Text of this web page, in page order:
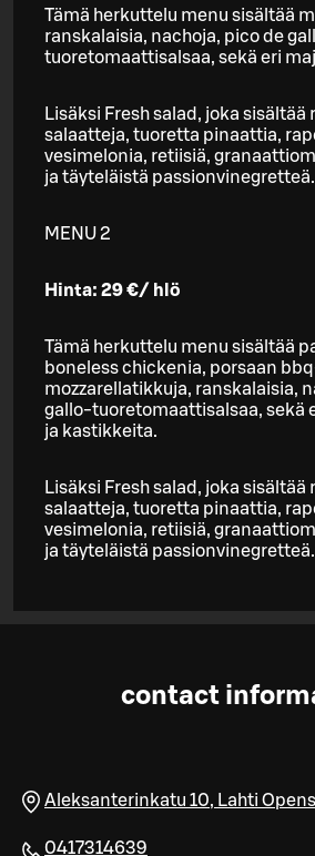
Tämä herkuttelu menu sisältää
ranskalaisia, nachoja, pico de
tuoretomaattisalsaa, sekä eri
Lisäksi Fresh salad, joka sisältää
salaatteja, tuoretta pinaattia,
vesimelonia, retiisiä,
ja täyteläistä passionvinegretteä.
MENU 2
Hinta: 29 €/ hlö
Tämä herkuttelu menu sisältää
boneless chickenia, porsaan
mozzarellatikkuja, ranskalaisia,
gallo-tuoretomaattisalsaa, sekä
ja kastikkeita.
Lisäksi Fresh salad, joka sisältää
salaatteja, tuoretta pinaattia,
vesimelonia, retiisiä,
ja täyteläistä passionvinegretteä.
contact
Aleksanterinkatu 10, Lahti
0417314639